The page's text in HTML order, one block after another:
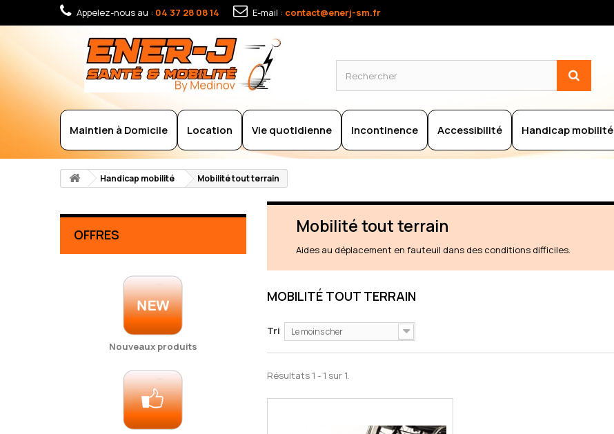
Appelez-nous au : 04 37 28 08 14 E-mail : contact@enerj-sm.fr
Maintien à Domicile Location Vie quotidienne Incontinence Accessibilité Handicap mobilité
Handicap mobilité Mobilité tout terrain
OFFRES
Nouveaux produits
Mobilité tout terrain
Aides au déplacement en fauteuil dans des conditions difficiles.
MOBILITÉ TOUT TERRAIN
Tri Le moins cher
Résultats 1 - 1 sur 1.